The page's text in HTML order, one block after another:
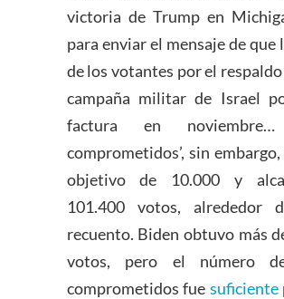
victoria de Trump en
para enviar el mensaje de
de los votantes por el respaldo
campaña militar de Israel
factura en
comprometidos’, sin
objetivo de 10.000 y
101.400 votos, alrededor
recuento. Biden obtuvo más
votos, pero el número
comprometidos fue suficiente